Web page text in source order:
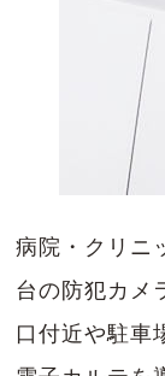
病院・クリニ
台の防犯カメ
口付近や駐車